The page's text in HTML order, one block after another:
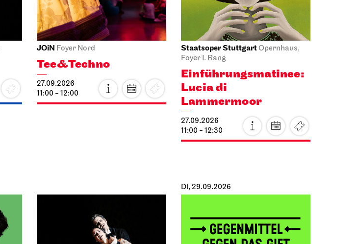
JOiN Foyer Nord
Tee&Techno
27.09.2026
11:00 - 12:00
Staatsoper StuttgartOpernhaus,
Foyer I. Rang
Einführungs­matinee:
Lucia di
Lammermoor
27.09.2026
11:00 - 12:30
Di, 29.09.2026